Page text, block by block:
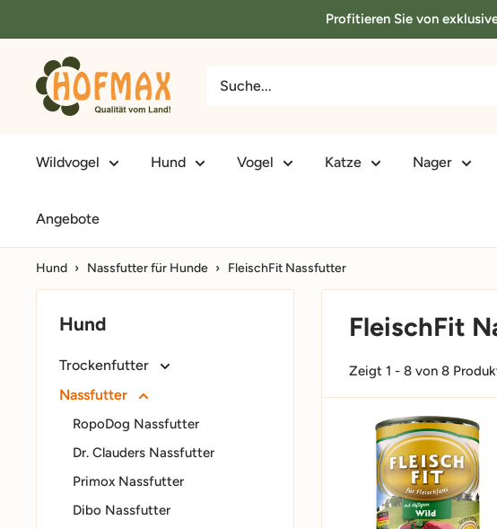
zum
Profitieren Sie von
hofmax.de
Wildvogel Hund Vogel Katze Nager
Angebote
Hund › Nassfutter für Hunde › FleischFit Nassfutter
Hund
Trockenfutter
Nassfutter
RopoDog Nassfutter
Dr. Clauders Nassfutter
Primox Nassfutter
Dibo Nassfutter
FleischFit
Zeigt 1 - 8 von 8